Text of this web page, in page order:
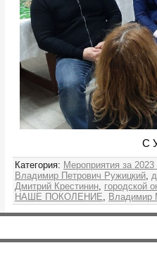
С
Категория: Мероприятия за 2023
Владимир Петрович Ружицкий
Дмитрий Крестинин городской
НАШЕ ПОКОЛЕНИЕ
Владимир